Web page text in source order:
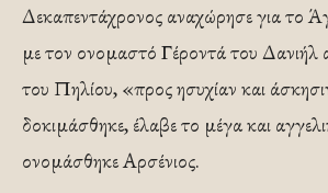
Δεκαπεντάχρονος αναχώρησε για το
με τον ονομαστό Γέροντά του
του Πηλίου, «προς ησυχίαν και
δοκιμάσθηκε, έλαβε το μέγα και
ονομάσθηκε Αρσένιος.